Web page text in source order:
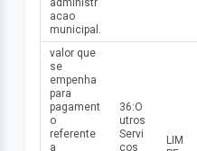
administr
acao
municipal.
valor que
se
empenha
para
pagament
o
referente
a
36:O
utros
Servi
ços
LIM